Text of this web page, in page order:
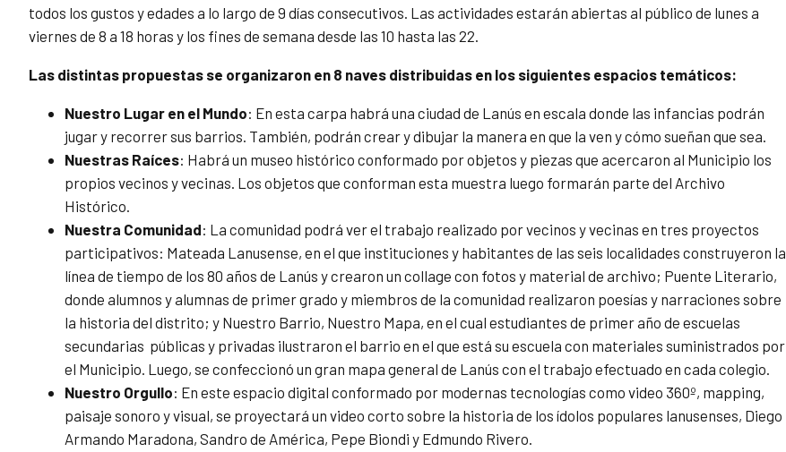
todos los gustos y edades a lo largo de 9 días consecutivos. Las actividades estarán abiertas al público de lunes a
viernes de 8 a 18 horas y los fines de semana desde las 10 hasta las 22.
Las distintas propuestas se organizaron en 8 naves distribuidas en los siguientes espacios temáticos:
Nuestro Lugar en el Mundo: En esta carpa habrá una ciudad de Lanús en escala donde las infancias podrán
jugar y recorrer sus barrios. También, podrán crear y dibujar la manera en que la ven y cómo sueñan que sea.
Nuestras Raíces: Habrá un museo histórico conformado por objetos y piezas que acercaron al Municipio los
propios vecinos y vecinas. Los objetos que conforman esta muestra luego formarán parte del Archivo
Histórico.
Nuestra Comunidad: La comunidad podrá ver el trabajo realizado por vecinos y vecinas en tres proyectos
participativos: Mateada Lanusense, en el que instituciones y habitantes de las seis localidades construyeron la
línea de tiempo de los 80 años de Lanús y crearon un collage con fotos y material de archivo; Puente Literario,
donde alumnos y alumnas de primer grado y miembros de la comunidad realizaron poesías y narraciones sobre
la historia del distrito; y Nuestro Barrio, Nuestro Mapa, en el cual estudiantes de primer año de escuelas
secundarias públicas y privadas ilustraron el barrio en el que está su escuela con materiales suministrados por
el Municipio. Luego, se confeccionó un gran mapa general de Lanús con el trabajo efectuado en cada colegio.
Nuestro Orgullo: En este espacio digital conformado por modernas tecnologías como video 360º, mapping,
paisaje sonoro y visual, se proyectará un video corto sobre la historia de los ídolos populares lanusenses, Diego
Armando Maradona, Sandro de América, Pepe Biondi y Edmundo Rivero.